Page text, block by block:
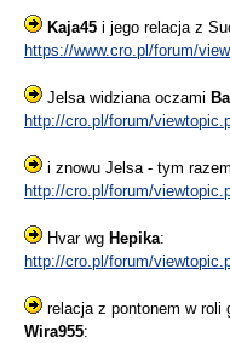
Kaja45 i jego relacja z
https://www.cro.pl/forum/
Jelsa widziana oczami
http://cro.pl/forum/
i znowu Jelsa - tym
http://cro.pl/forum/
Hvar wg Hepika:
http://cro.pl/forum/
relacja z pontonem w roli
Wira955: